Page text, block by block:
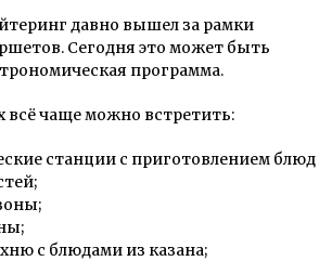
давно вышел за рамки
Сегодня это может быть
программа.
всё чаще можно встретить:
станции с приготовлением блюд
с блюдами из казана;